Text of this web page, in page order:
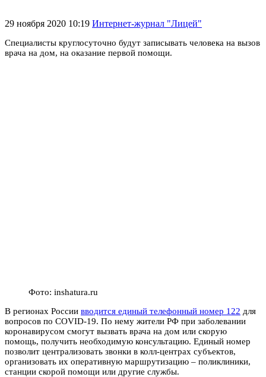
29 ноября 2020 10:19 Интернет-журнал "Лицей"
Специалисты круглосуточно будут записывать человека на вызов
врача на дом, на оказание первой помощи.
Фото: inshatura.ru
В регионах России вводится единый телефонный номер 122 для
вопросов по COVID-19. По нему жители РФ при заболевании
коронавирусом смогут вызвать врача на дом или скорую
помощь, получить необходимую консультацию. Единый номер
позволит централизовать звонки в колл-центрах субъектов,
организовать их оперативную маршрутизацию ‒ поликлиники,
станции скорой помощи или другие службы.